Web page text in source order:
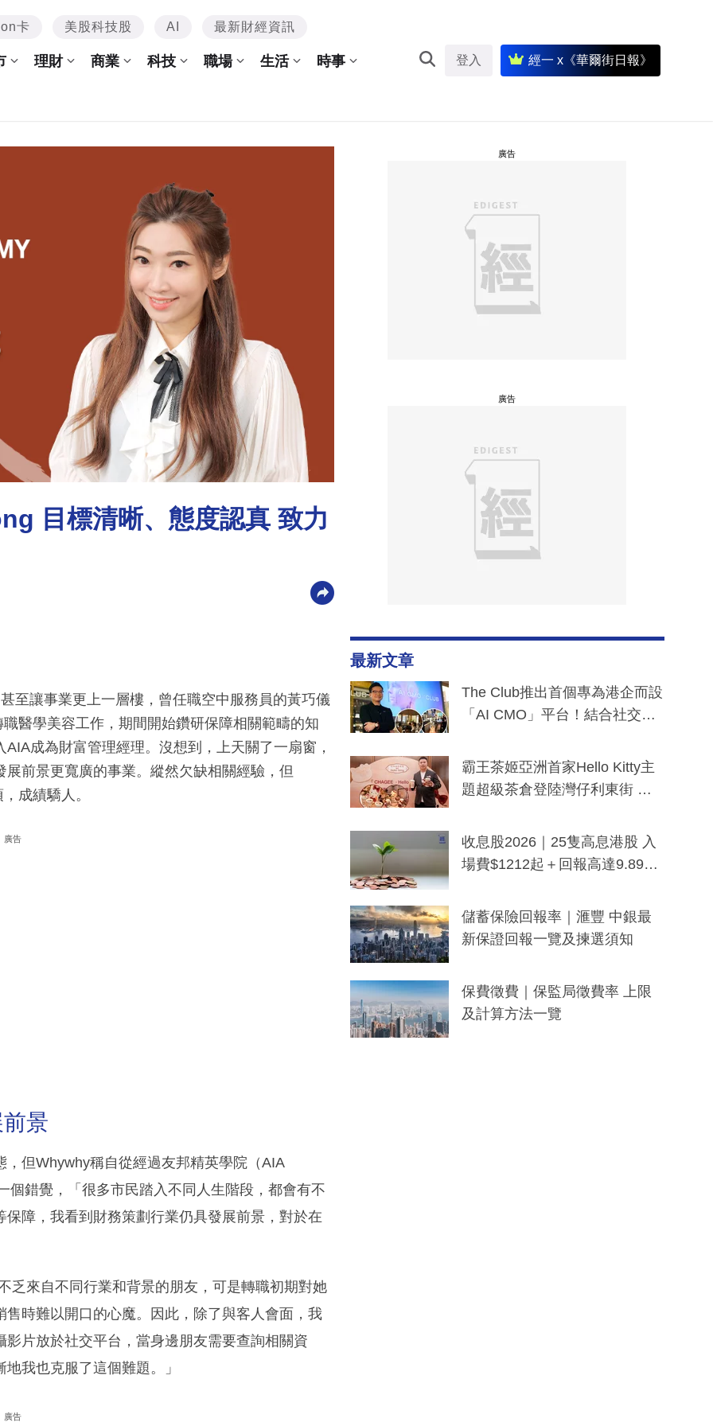
卡 美股科技股 AI 最新財經資訊
理財 商業 科技 職場 生活 時事 登入 經一 x《華爾街日報》
目標清晰、態度認真 致力
至讓事業更上一層樓，曾任職空中服務員的黃巧儀
醫學美容工作，期間開始鑽研保障相關範疇的知
成為財富管理經理。沒想到，上天關了一扇窗，
前景更寬廣的事業。縱然欠缺相關經驗，但
成績驕人。
廣告
景
但Whywhy稱自從經過友邦精英學院（AIA
個錯覺，「很多市民踏入不同人生階段，都會有不
障，我看到財務策劃行業仍具發展前景，對於在
乏來自不同行業和背景的朋友，可是轉職初期對她
時難以開口的心魔。因此，除了與客人會面，我
片放於社交平台，當身邊朋友需要查詢相關資
我也克服了這個難題。」
廣告
廣告
廣告
最新文章
The Club推出首個專為港企而設
「AI CMO」平台！結合社交聆
分鐘生成「貼地」宣傳短片
霸王茶姬亞洲首家Hello Kitty主
題超級茶倉登陸灣仔利東街 推
y及香港限定特調系列
收息股2026｜25隻高息港股 入
場費$1212起＋回報高達9.89
儲蓄保險回報率｜滙豐 中銀最
新保證回報一覽及揀選須知
保費徵費｜保監局徵費率 上限
及計算方法一覽